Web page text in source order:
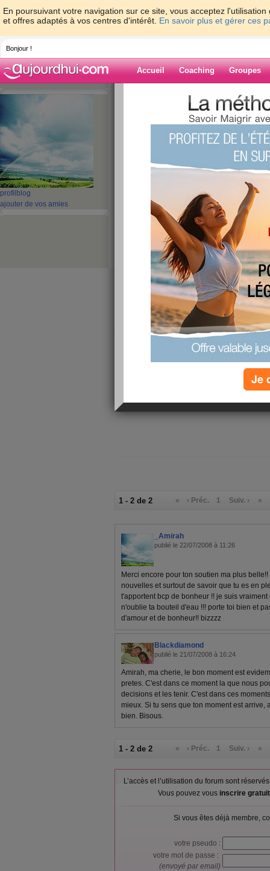
En poursuivant votre navigation sur ce site, vous acceptez
et offres adaptés à vos centres d'intérêt. En savoir plus et gérer ces
Bonjour !
Accueil Coaching Groupes
profil blog
ajouter de vos amies
> > c'est
Blog de
c'est maintenant!!
je me suis pésée ce matin et pas de surprise
est normale pas d'effort pas de resultat!! la
mais cette semaine c'est vraiment repartie et
maintenant le vrai debut car hier j'ai informer
debute un regime et que j'ai besoin de leur
menu dc j'aurais mes repas différents du
faire dès reception de ma 1ère liste !! bon a
vraiment ce matin c'est avec plein de
sais que lundi prochain la pésée ce sera un
cette bascule!!!
je vous souhaite à toute une bonne semaine
Dieu soit sur vous et qu'il vous soutienne et
1 - 2 de 2 « ‹ Préc. 1 Suiv. › »
_Amirah
publié le 22/07/2008 à 11:26
Merci encore pour ton soutien ma plus
nouvelles et surtout de savoir que tu es en
t'apportent bcp de bonheur !! je suis vraiment
n'oublie ta bouteil d'eau !!! porte toi bien et
d'amour et de bonheur!! bizzzz
Blackdiamond
publié le 21/07/2008 à 16:24
Amirah, ma cherie, le bon moment est
pretes. C'est dans ce moment la que nous
decisions et les tenir. C'est dans ces
mieux. Si tu sens que ton moment est arrive,
bien. Bisous.
1 - 2 de 2 « ‹ Préc. 1 Suiv. › »
L’accès et l’utilisation du forum sont
Vous pouvez vous inscrire
Si vous êtes déjà membre,
votre pseudo :
votre mot de passe :
(envoyé par email)
Je